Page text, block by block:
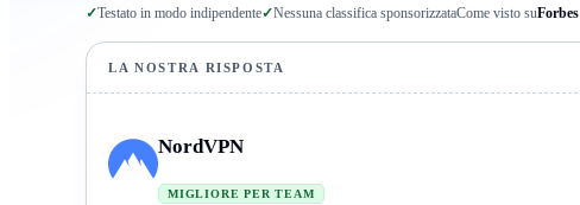
✓Testato in modo indipendente✓Nessuna classifica sponsorizzataCome visto suForbes
LA NOSTRA RISPOSTA
NordVPN
MIGLIORE PER TEAM